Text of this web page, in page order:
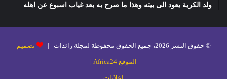
ولد الكرية يعود الى بيته وهذا ما صرح به بعد غياب اسبوع عن اهله
© حقوق النشر 2026، جميع الحقوق محفوظة لمجلة رائدات | تصميم
الموقع Africa24 |